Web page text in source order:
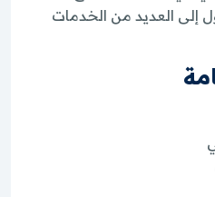
إلى العديد من الخدمات